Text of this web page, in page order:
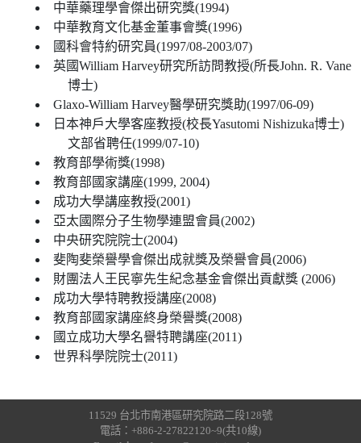
中華藥理學會傑出研究獎(1994)
中華教育文化基金董事會獎(1996)
國科會特約研究員(1997/08-2003/07)
英國William Harvey研究所訪問教授(所長John. R. Vane
博士)
Glaxo-William Harvey醫學研究獎助(1997/06-09)
日本神戶大學客座教授(校長Yasutomi Nishizuka博士)
文部省聘任(1999/07-10)
教育部學術獎(1998)
教育部國家講座(1999, 2004)
成功大學講座教授(2001)
亞太國際分子生物學連盟會員(2002)
中央研究院院士(2004)
斐陶斐榮譽學會傑出成就獎及榮譽會員(2006)
財團法人王民寧先生紀念基金會傑出貢獻獎 (2006)
成功大學特聘教授講座(2008)
教育部國家講座終身榮譽獎(2008)
國立成功大學名譽特聘講座(2011)
世界科學院院士(2011)
11529 台北市南港區研究院路二段128號
電話：+886-2-27822120~9(共10線)